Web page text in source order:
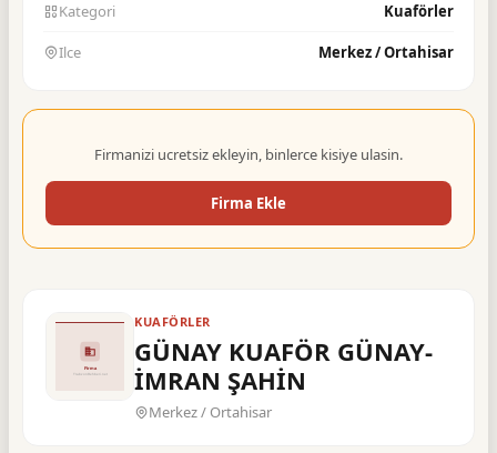
KUAFÖRLER
GÜNAY KUAFÖR GÜNAY-
İMRAN ŞAHİN
Merkez / Ortahisar
Kategori Kuaförler
Ilce Merkez / Ortahisar
Firmanizi ucretsiz ekleyin, binlerce kisiye ulasin.
Firma Ekle